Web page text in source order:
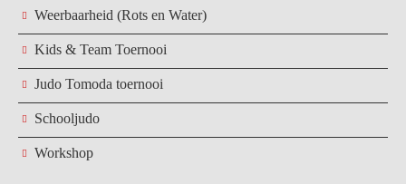
Weerbaarheid (Rots en Water)
Kids & Team Toernooi
Judo Tomoda toernooi
Schooljudo
Workshop